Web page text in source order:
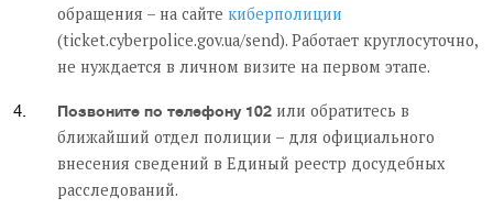
обращения – на сайте киберполиции
(ticket.cyberpolice.gov.ua/send). Работает круглосуточно,
не нуждается в личном визите на первом этапе.
Позвоните по телефону 102 или обратитесь в
ближайший отдел полиции – для официального
внесения сведений в Единый реестр досудебных
расследований.